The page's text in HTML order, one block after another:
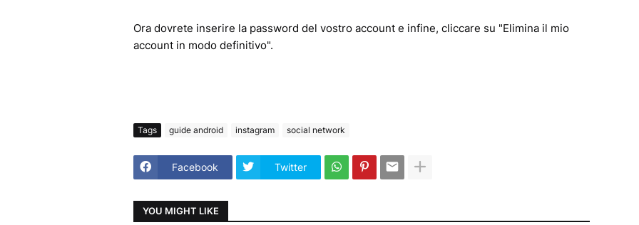
Ora dovrete inserire la password del vostro account e infine, cliccare su "Elimina il mio
account in modo definitivo".
Tags guide android instagram social network
Facebook Twitter
YOU MIGHT LIKE